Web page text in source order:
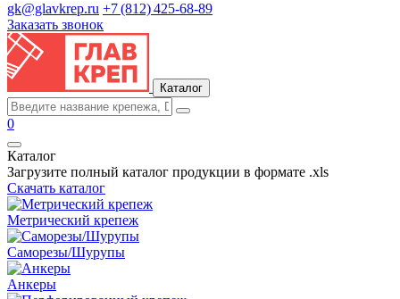
gk@glavkrep.ru +7 (812) 425-68-89
Заказать звонок
Каталог
0
Каталог
Загрузите полный каталог продукции в формате .xls
Скачать каталог
Метрический крепеж
Саморезы/Шурупы
Анкеры